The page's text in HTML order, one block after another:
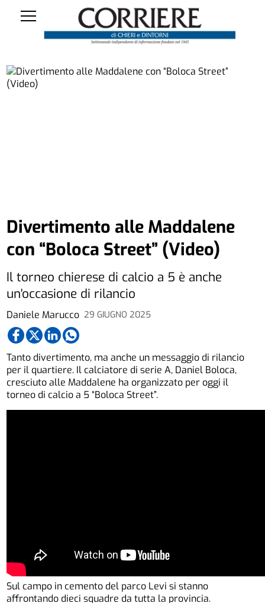
Daniele Marucco 29 GIUGNO 2025
Divertimento alle Maddalene
con “Boloca Street” (Video)
Il torneo chierese di calcio a 5 è anche
un'occasione di rilancio
Tanto divertimento, ma anche un messaggio di rilancio
per il quartiere. Il calciatore di serie A, Daniel Boloca,
cresciuto alle Maddalene ha organizzato per oggi il
torneo di calcio a 5 “Boloca Street”.
Sul campo in cemento del parco Levi si stanno
affrontando dieci squadre da tutta la provincia.